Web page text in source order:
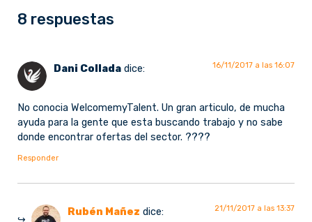
8 respuestas
Dani Collada dice: 16/11/2017 a las 16:07
No conocia WelcomemyTalent. Un gran articulo, de mucha
ayuda para la gente que esta buscando trabajo y no sabe
donde encontrar ofertas del sector. ????
Responder
Rubén Mañez dice: 21/11/2017 a las 13:37